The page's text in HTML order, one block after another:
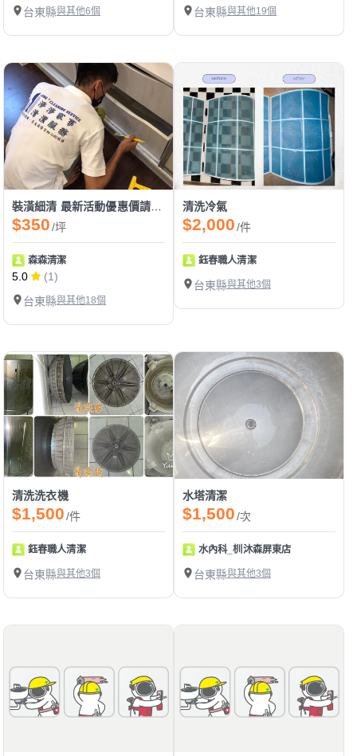
台東縣與其他6個 台東縣與其他19個
裝潢細清 最新活動優惠價請看下方報價單
$350/坪
森森清潔
5.0
(1)
台東縣與其他18個
清洗冷氣
$2,000/件
鈺春職人清潔
台東縣與其他3個
清洗洗衣機
$1,500/件
鈺春職人清潔
台東縣與其他3個
水塔清潔
$1,500/次
水內科_杊沐森屏東店
台東縣與其他3個